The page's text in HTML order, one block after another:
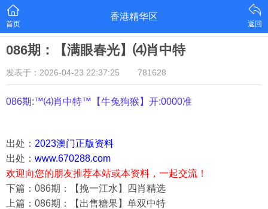
首页
香港精华区
返回
086期：【满眼春光】⑷肖中特
发表于：2026-04-23 22:37:25 781628
086期:™⑷肖中特™【牛兔狗猴 】开:0000准
出处： 2023澳门正版资料
出处： www.670288.com
欢迎向您的朋友推荐本站或本资料，一起交流！
下篇：086期：【挽一江水】四肖精选
上篇：086期：【出售糖果】单双中特